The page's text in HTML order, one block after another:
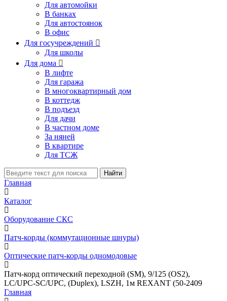
Для автомойки
В банках
Для автостоянок
В офис
Для госучреждений 
Для школы
Для дома 
В лифте
Для гаража
В многоквартирный дом
В коттедж
В подъезд
Для дачи
В частном доме
За няней
В квартире
Для ТСЖ
Найти
Главная
Каталог
Оборудование СКС
Патч-корды (коммутационные шнуры)
Оптические патч-корды одномодовые
Патч-корд оптический переходной (SM), 9/125 (OS2),
LC/UPC-SC/UPC, (Duplex), LSZH, 1м REXANT (50-2409
Главная